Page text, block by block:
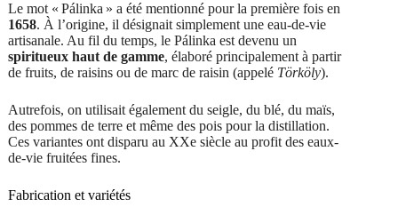
Le mot « Pálinka » a été mentionné pour la première fois en
1658. À l’origine, il désignait simplement une eau-de-vie
artisanale. Au fil du temps, le Pálinka est devenu un
spiritueux haut de gamme, élaboré principalement à partir
de fruits, de raisins ou de marc de raisin (appelé Törköly).
Autrefois, on utilisait également du seigle, du blé, du maïs,
des pommes de terre et même des pois pour la distillation.
Ces variantes ont disparu au XXe siècle au profit des eaux-
de-vie fruitées fines.
Fabrication et variétés